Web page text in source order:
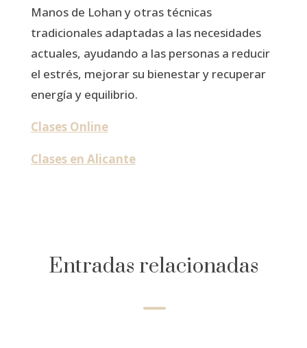
Manos de Lohan y otras técnicas
tradicionales adaptadas a las necesidades
actuales, ayudando a las personas a reducir
el estrés, mejorar su bienestar y recuperar
energía y equilibrio.
Clases Online
Clases en Alicante
Entradas relacionadas
K